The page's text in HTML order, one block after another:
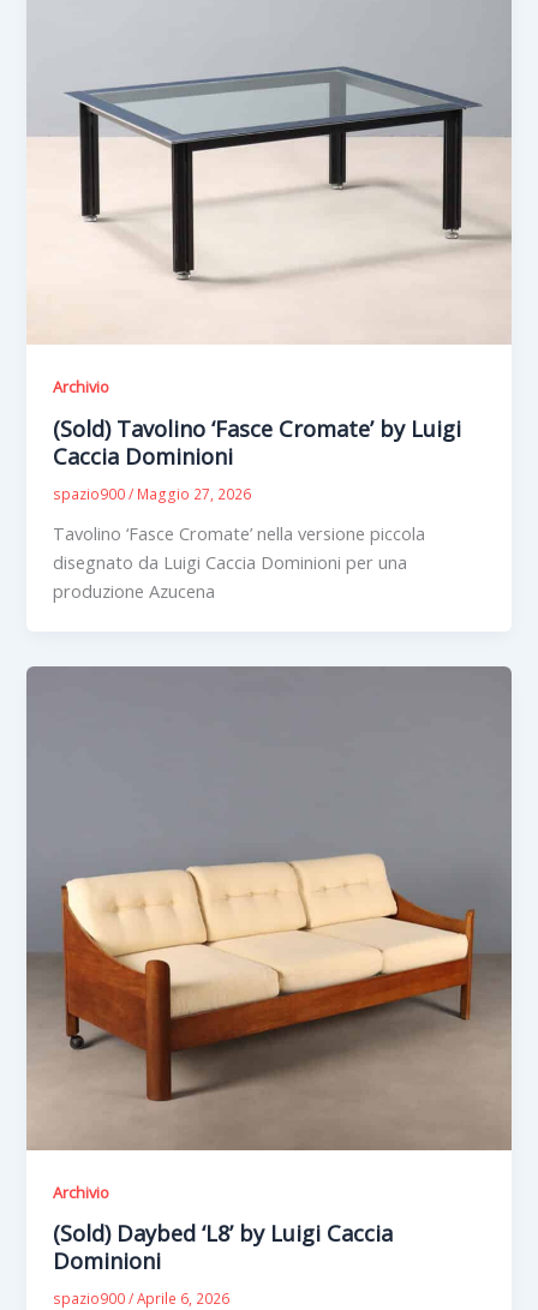
Archivio
(Sold) Tavolino ‘Fasce Cromate’ by Luigi
Caccia Dominioni
spazio900/ Maggio 27, 2026
Tavolino ‘Fasce Cromate’ nella versione piccola
disegnato da Luigi Caccia Dominioni per una
produzione Azucena
Archivio
(Sold) Daybed ‘L8’ by Luigi Caccia
Dominioni
spazio900/Aprile 6, 2026